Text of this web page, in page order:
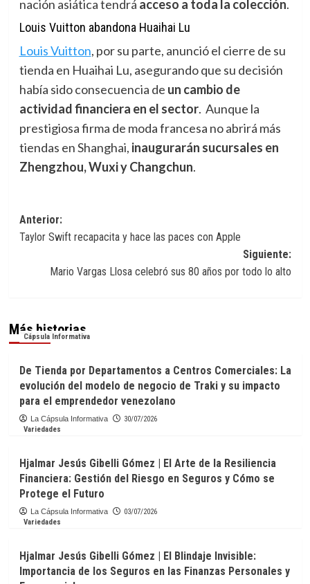
nación asiática tendrá acceso a toda la colección.
Louis Vuitton abandona Huaihai Lu
Louis Vuitton, por su parte, anunció el cierre de su
tienda en Huaihai Lu, asegurando que su decisión
había sido consecuencia de un cambio de
actividad financiera en el sector. Aunque la
prestigiosa firma de moda francesa no abrirá más
tiendas en Shanghai, inaugurarán sucursales en
Zhengzhou, Wuxi y Changchun.
Navegación
de
entradas
Anterior:
Taylor Swift recapacita y hace las paces con Apple
Siguiente:
Mario Vargas Llosa celebró sus 80 años por todo lo alto
Más historias
Cápsula Informativa
De Tienda por Departamentos a Centros Comerciales: La
evolución del modelo de negocio de Traki y su impacto
para el emprendedor venezolano
La Cápsula Informativa
30/07/2026
Variedades
Hjalmar Jesús Gibelli Gómez | El Arte de la Resiliencia
Financiera: Gestión del Riesgo en Seguros y Cómo se
Protege el Futuro
La Cápsula Informativa
03/07/2026
Variedades
Hjalmar Jesús Gibelli Gómez | El Blindaje Invisible:
Importancia de los Seguros en las Finanzas Personales y